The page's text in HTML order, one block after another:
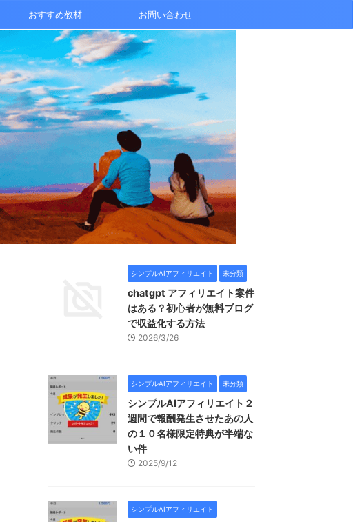
おすすめ教材 お問い合わせ
シンプルAIアフィリエイト 未分類
chatgpt アフィリエイト案件
はある？初心者が無料ブログ
で収益化する方法
2026/3/26
シンプルAIアフィリエイト 未分類
シンプルAIアフィリエイト２
週間で報酬発生させたあの人
の１０名様限定特典が半端な
い件
2025/9/12
シンプルAIアフィリエイト